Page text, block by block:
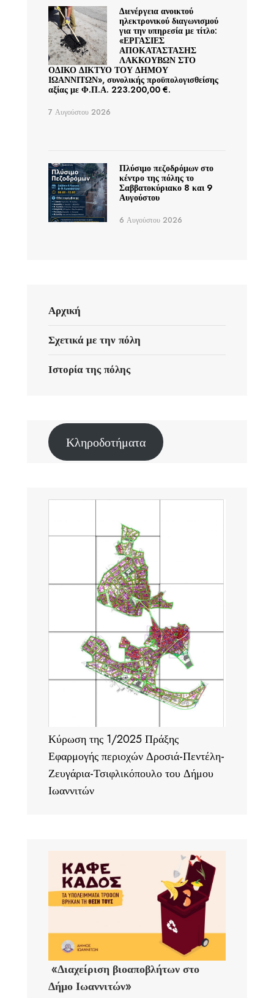
Διενέργεια ανοικτού
ηλεκτρονικού διαγωνισμού
για την υπηρεσία με τίτλο:
«ΕΡΓΑΣΙΕΣ
ΑΠΟΚΑΤΑΣΤΑΣΗΣ
ΛΑΚΚΟΥΒΩΝ ΣΤΟ
ΟΔΙΚΟ ΔΙΚΤΥΟ ΤΟΥ ΔΗΜΟΥ
ΙΩΑΝΝΙΤΩΝ», συνολικής προϋπολογισθείσης
αξίας με Φ.Π.Α. 223.200,00 €.
7 Αυγούστου 2026
Πλύσιμο πεζοδρόμων στο
κέντρο της πόλης το
Σαββατοκύριακο 8 και 9
Αυγούστου
6 Αυγούστου 2026
Αρχική
Σχετικά με την πόλη
Ιστορία της πόλης
Κληροδοτήματα
Κύρωση της 1/2025 Πράξης
Εφαρμογής περιοχών Δροσιά-Πεντέλη-
Ζευγάρια-Τσιφλικόπουλο του Δήμου
Ιωαννιτών
«Διαχείριση βιοαποβλήτων στο
Δήμο Ιωαννιτών»